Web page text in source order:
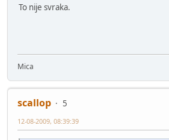
To nije svraka.
Mica
scallop
5
12-08-2009, 08:39:39